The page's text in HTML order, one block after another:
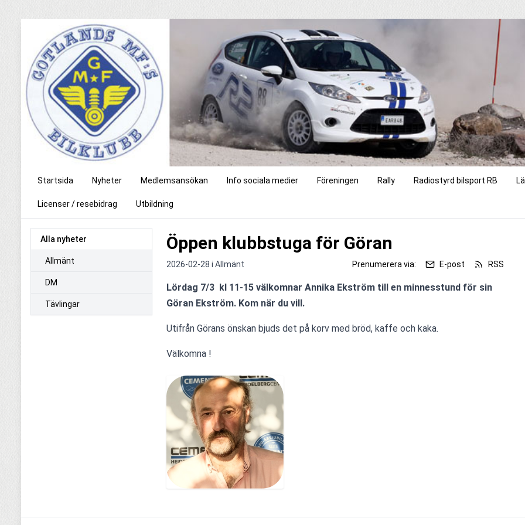
Startsida Nyheter Medlemsansökan Info sociala medier Föreningen Rally Radiostyrd bilsport RB
Licenser / resebidrag Utbildning
Alla nyheter
Allmänt
DM
Tävlingar
Öppen klubbstuga för Göran
2026-02-28 i Allmänt Prenumerera via: E-post RSS
Lördag 7/3  kl 11-15 välkomnar Annika Ekström till en minnesstund för sin
Göran Ekström. Kom när du vill.
Utifrån Görans önskan bjuds det på korv med bröd, kaffe och kaka.
Välkomna !